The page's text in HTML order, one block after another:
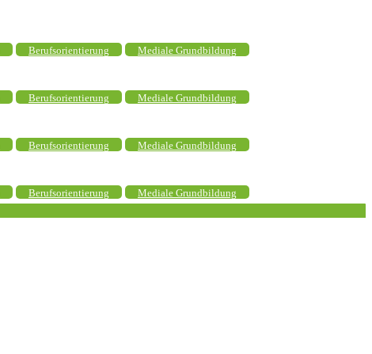
Berufsorientierung Mediale Grundbildung
Berufsorientierung Mediale Grundbildung
Berufsorientierung Mediale Grundbildung
Berufsorientierung Mediale Grundbildung